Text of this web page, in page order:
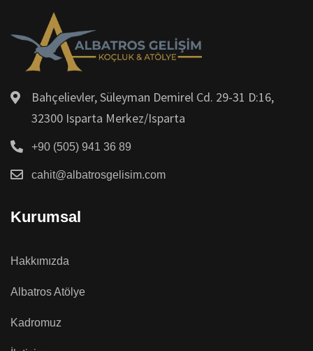
Bahçelievler, Süleyman Demirel Cd. 29-31 D:16,
32300 Isparta Merkez/Isparta
+90 (505) 941 36 89
cahit@albatrosgelisim.com
Kurumsal
Hakkımızda
Albatros Atölye
Kadromuz